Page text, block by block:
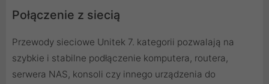
Połączenie z siecią
Przewody sieciowe Unitek 7. kategorii pozwalają na
szybkie i stabilne podłączenie komputera, routera,
serwera NAS, konsoli czy innego urządzenia do